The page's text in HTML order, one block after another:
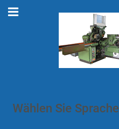
Wählen Sie Sprache